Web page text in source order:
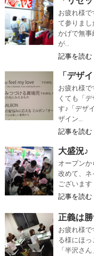
お疲れ様で
て参りま
かげで無事
が...
記事を読む
「デザ
お疲れ様
くても「
す♪「デザ
ザイン...
記事を読む
大盛況♪
オープンか
改めて、ネ
ございます
記事を読む
正義は勝
お疲れ様
る様にほ
「半沢さ